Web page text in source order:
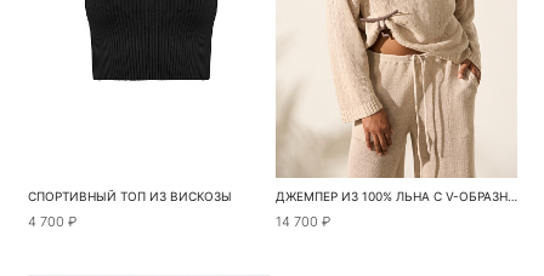
СПОРТИВНЫЙ ТОП ИЗ ВИСКОЗЫ
4 700 ₽
ДЖЕМПЕР ИЗ 100% ЛЬНА С V-ОБРАЗНЫМ ВЫРЕЗОМ
14 700 ₽